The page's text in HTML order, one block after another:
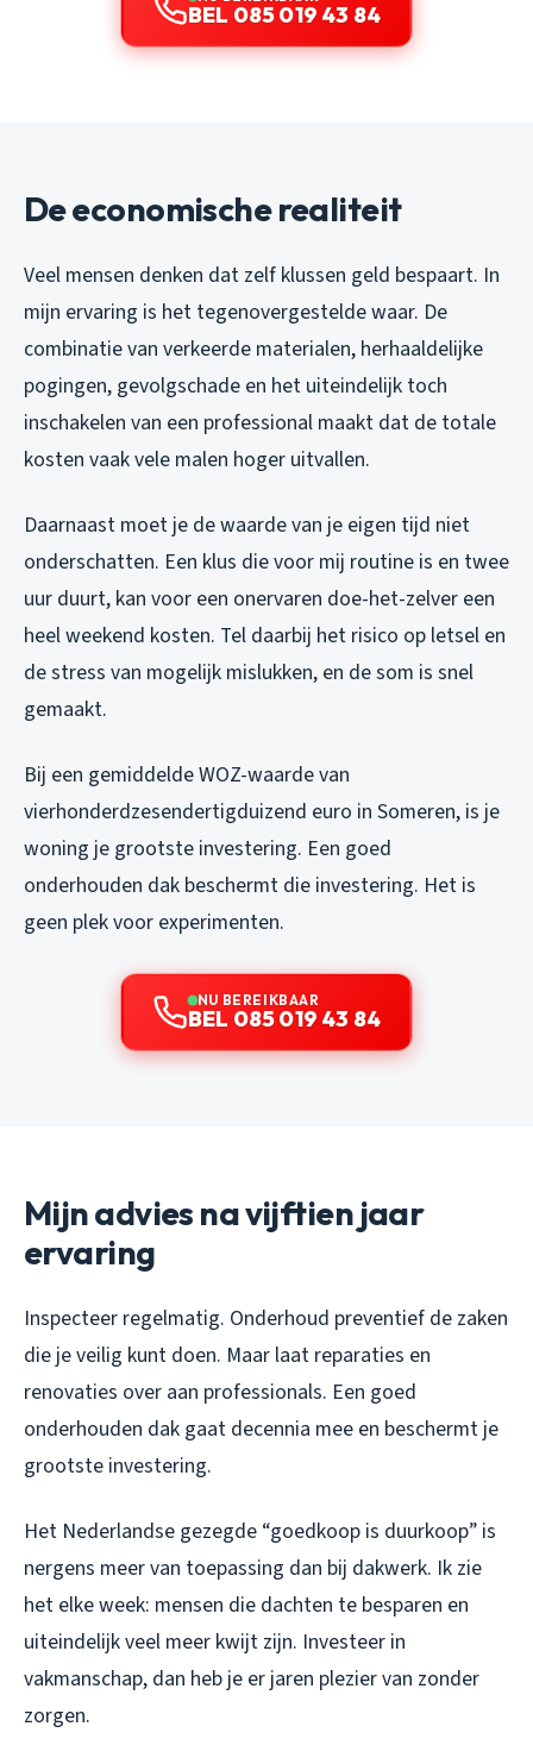
BEL 085 019 43 84
De economische realiteit
Veel mensen denken dat zelf klussen geld bespaart. In
mijn ervaring is het tegenovergestelde waar. De
combinatie van verkeerde materialen, herhaaldelijke
pogingen, gevolgschade en het uiteindelijk toch
inschakelen van een professional maakt dat de totale
kosten vaak vele malen hoger uitvallen.
Daarnaast moet je de waarde van je eigen tijd niet
onderschatten. Een klus die voor mij routine is en twee
uur duurt, kan voor een onervaren doe-het-zelver een
heel weekend kosten. Tel daarbij het risico op letsel en
de stress van mogelijk mislukken, en de som is snel
gemaakt.
Bij een gemiddelde WOZ-waarde van
vierhonderdzesendertigduizend euro in Someren, is je
woning je grootste investering. Een goed
onderhouden dak beschermt die investering. Het is
geen plek voor experimenten.
NU BEREIKBAAR
BEL 085 019 43 84
Mijn advies na vijftien jaar
ervaring
Inspecteer regelmatig. Onderhoud preventief de zaken
die je veilig kunt doen. Maar laat reparaties en
renovaties over aan professionals. Een goed
onderhouden dak gaat decennia mee en beschermt je
grootste investering.
Het Nederlandse gezegde “goedkoop is duurkoop” is
nergens meer van toepassing dan bij dakwerk. Ik zie
het elke week: mensen die dachten te besparen en
uiteindelijk veel meer kwijt zijn. Investeer in
vakmanschap, dan heb je er jaren plezier van zonder
zorgen.